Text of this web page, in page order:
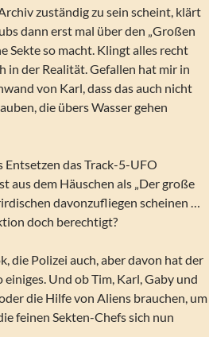
zuständig zu sein scheint, klärt
dann erst mal über den „Großen
Sekte so macht. Klingt alles recht
in der Realität. Gefallen hat mir in
von Karl, dass das auch nicht
die übers Wasser gehen
das Track-5-UFO
dem Häuschen als „Der große
davonzufliegen scheinen …
doch berechtigt?
die Polizei auch, aber davon hat der
Und ob Tim, Karl, Gaby und
die Hilfe von Aliens brauchen, um
feinen Sekten-Chefs sich nun